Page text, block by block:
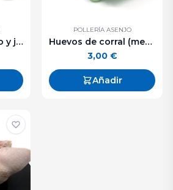
Croquetas de pollo y jamón (500 g. aprox.)
POLLERÍA ASENJO
Huevos de corral (media docena).
3,00 €
Añadir